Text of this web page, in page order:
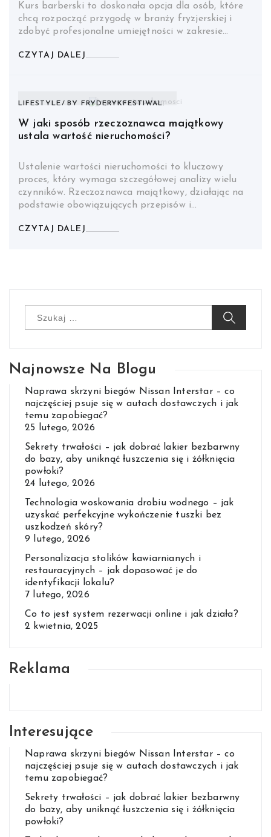
Kurs barberski to doskonała opcja dla osób, które
chcą rozpocząć przygodę w branży fryzjerskiej i
zdobyć profesjonalne umiejętności w zakresie…
CZYTAJ DALEJ
LIFESTYLE BY FRYDERYKFESTIWAL.
W jaki sposób rzeczoznawca majątkowy
ustala wartość nieruchomości?
Ustalenie wartości nieruchomości to kluczowy
proces, który wymaga szczegółowej analizy wielu
czynników. Rzeczoznawca majątkowy, działając na
podstawie obowiązujących przepisów i…
CZYTAJ DALEJ
Najnowsze Na Blogu
Naprawa skrzyni biegów Nissan Interstar – co
najczęściej psuje się w autach dostawczych i jak
temu zapobiegać?
25 lutego, 2026
Sekrety trwałości – jak dobrać lakier bezbarwny
do bazy, aby uniknąć łuszczenia się i żółknięcia
powłoki?
24 lutego, 2026
Technologia woskowania drobiu wodnego – jak
uzyskać perfekcyjne wykończenie tuszki bez
uszkodzeń skóry?
9 lutego, 2026
Personalizacja stolików kawiarnianych i
restauracyjnych – jak dopasować je do
identyfikacji lokalu?
7 lutego, 2026
Co to jest system rezerwacji online i jak działa?
2 kwietnia, 2025
Reklama
Interesujące
Naprawa skrzyni biegów Nissan Interstar – co
najczęściej psuje się w autach dostawczych i jak
temu zapobiegać?
Sekrety trwałości – jak dobrać lakier bezbarwny
do bazy, aby uniknąć łuszczenia się i żółknięcia
powłoki?